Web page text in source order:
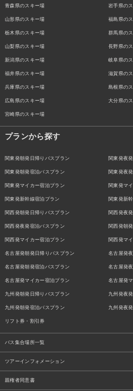
青森県のスキー場 岩手県の
山形県のスキー場 福島県の
栃木県のスキー場 群馬県の
山梨県のスキー場 長野県の
新潟県のスキー場 岐阜県の
福井県のスキー場 滋賀県の
兵庫県のスキー場 島根県の
広島県のスキー場 大分県の
宮崎県のスキー場
プランから探す
関東発朝発日帰りバスプラン 関東発夜
関東発朝発宿泊バスプラン 関東発夜
関東発マイカー宿泊プラン 関東発マ
関東発新幹線宿泊プラン 関東発新
関西発朝発日帰りバスプラン 関西発夜
関西発夜発宿泊バスプラン 関西発朝
関西発マイカー宿泊プラン 関西発マ
名古屋発朝発日帰りバスプラン 名古屋発
名古屋発朝発宿泊バスプラン 名古屋発
名古屋発マイカー宿泊プラン 名古屋発
九州発朝発日帰りバスプラン 九州発夜
九州発朝発宿泊バスプラン 九州発夜
リフト券・割引券
バス集合場所一覧
ツアーインフォメーション
親権者同意書